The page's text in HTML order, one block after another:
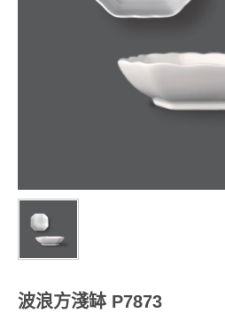
波浪方淺缽 P7873